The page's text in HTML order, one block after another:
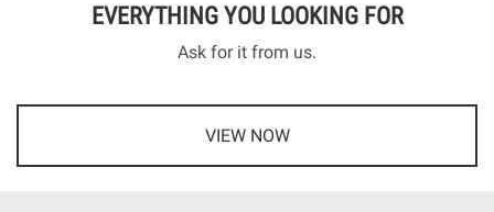
EVERYTHING YOU LOOKING FOR
Ask for it from us.
VIEW NOW